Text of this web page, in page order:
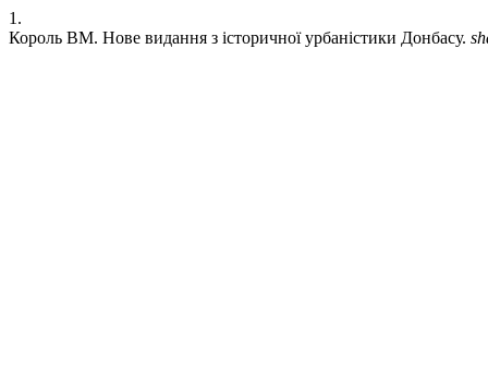
1.
Король ВМ. Нове видання з історичної урбаністики Донбасу.